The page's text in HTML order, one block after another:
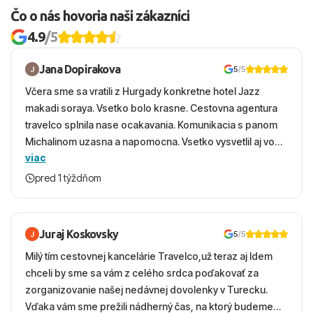
Čo o nás hovoria naši zákazníci
4.9/5
Jana Dopirakova 5/5
Včera sme sa vratili z Hurgady konkretne hotel Jazz
makadi soraya. Vsetko bolo krasne. Cestovna agentura
travelco splnila nase ocakavania. Komunikacia s panom
Michalinom uzasna a napomocna. Vsetko vysvetlil aj vo
vecernych hodinach zaco sa ospravedlnujem. Hotel
krasny, cisty. Sluzby top. Strava, prostredie, more,
viac
pred 1 týždňom
Juraj Koskovsky 5/5
Milý tím cestovnej kancelárie Travelco,už teraz aj Idem
chceli by sme sa vám z celého srdca poďakovať za
zorganizovanie našej nedávnej dovolenky v Turecku.
Vďaka vám sme prežili nádherný čas, na ktorý budeme